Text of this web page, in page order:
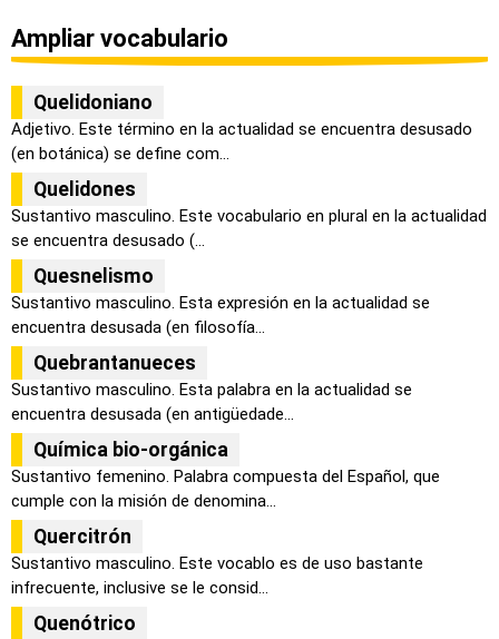
Ampliar vocabulario
Quelidoniano
Adjetivo. Este término en la actualidad se encuentra desusado
(en botánica) se define com...
Quelidones
Sustantivo masculino. Este vocabulario en plural en la actualidad
se encuentra desusado (...
Quesnelismo
Sustantivo masculino. Esta expresión en la actualidad se
encuentra desusada (en filosofía...
Quebrantanueces
Sustantivo masculino. Esta palabra en la actualidad se
encuentra desusada (en antigüedade...
Química bio-orgánica
Sustantivo femenino. Palabra compuesta del Español, que
cumple con la misión de denomina...
Quercitrón
Sustantivo masculino. Este vocablo es de uso bastante
infrecuente, inclusive se le consid...
Quenótrico